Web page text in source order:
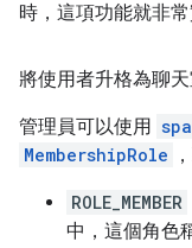
時，這項功能就非
將使用者升格為聊
管理員可以使用
MembershipRole
ROLE_MEMBER
中，這個角色